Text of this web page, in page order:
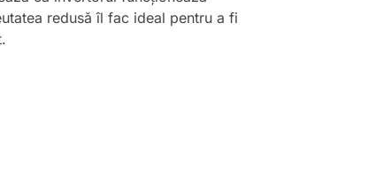
redusă îl fac ideal pentru a fi